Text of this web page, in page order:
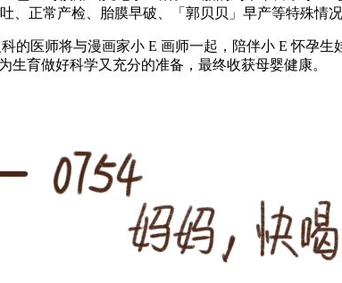
、正常产检、胎膜早破、「郭贝贝」早产等特殊情
的医师将与漫画家小 E 画师一起，陪伴小 E 怀孕
育做好科学又充分的准备，最终收获母婴健康。